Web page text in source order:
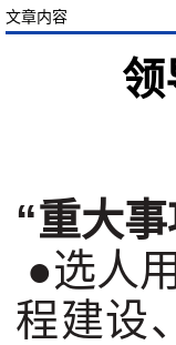
文章内容
领
“重大事
●选人
程建设